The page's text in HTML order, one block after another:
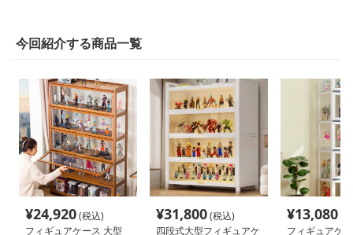
今回紹介する商品一覧
¥24,920(税込)
フィギュアケース 大型
¥31,800(税込)
四段式大型フィギュアケ
¥13,080
フィギュアケ